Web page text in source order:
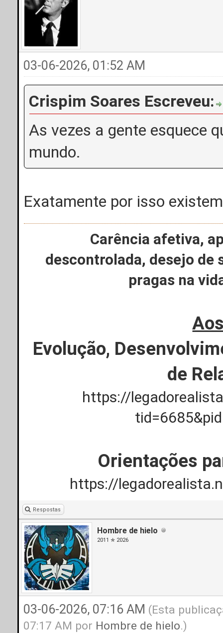
03-06-2026, 01:52 AM
Crispim Soares Escreveu:
As vezes a gente esquece
mundo.
Exatamente por isso
Carência afetiva,
descontrolada, desejo de
pragas na
Evolução,
de
https://
Orientações
https://
Respostas
Hombre de hielo
2011 ✯ 2026
03-06-2026, 07:16 AM (Esta
07:17 AM por Hombre de hielo.)